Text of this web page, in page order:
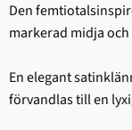
Den
markerad midja
En elegant
förvandlas till en